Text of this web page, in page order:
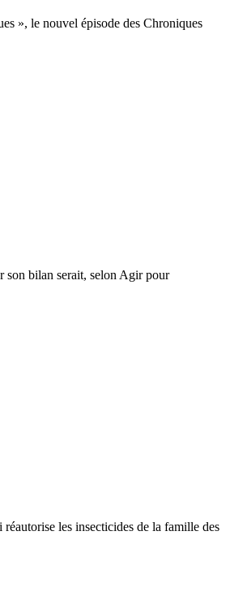
», le nouvel épisode des Chroniques
son bilan serait, selon Agir pour
les insecticides de la famille des